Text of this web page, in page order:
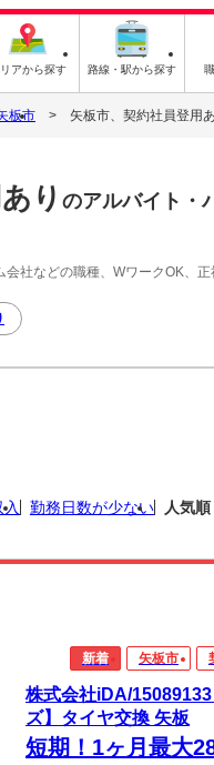
アから探す 路線・駅から探す
板市 矢板市、契約社員登用
り のアルバイト・
社などの職種、WワークOK、
勤務日数が少ない 人気順
新着 矢板市
株式会社iDA/
ズ】タイヤ交換 矢板
短期！1ヶ月最大